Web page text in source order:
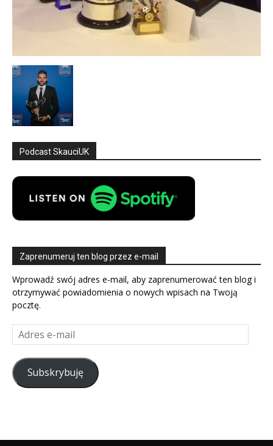
Podcast SkauciUK
Zaprenumeruj ten blog przez e-mail
Wprowadź swój adres e-mail, aby zaprenumerować ten blog i
otrzymywać powiadomienia o nowych wpisach na Twoją
pocztę.
Adres
e-
mail
Subskrybuję